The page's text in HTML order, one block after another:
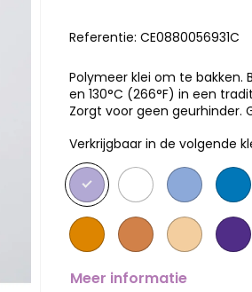
Referentie: CE0880056931C
Polymeer klei om te bakken.
en 130°C (266°F) in een
Zorgt voor geen geurhinder.
Verkrijgbaar in de volgende
Meer informatie